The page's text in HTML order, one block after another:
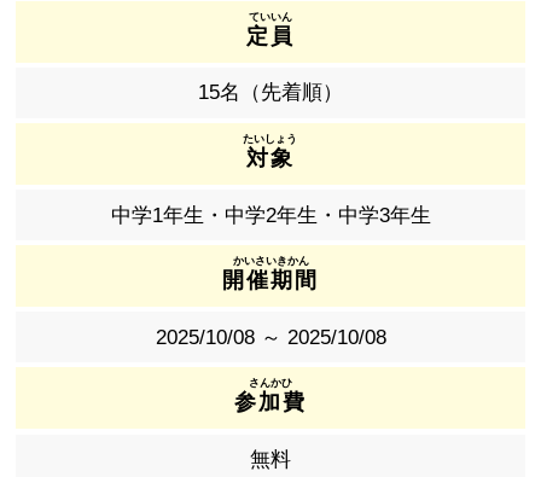
定員
15名（先着順）
対象
中学1年生・中学2年生・中学3年生
開催期間
2025/10/08 ～ 2025/10/08
参加費
無料